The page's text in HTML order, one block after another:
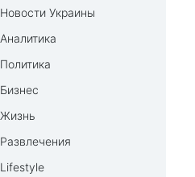
Новости Украины
Аналитика
Политика
Бизнес
Жизнь
Развлечения
Lifestyle